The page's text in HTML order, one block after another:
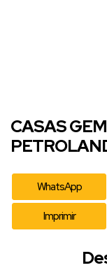
CASAS
WhatsApp
Imprimir